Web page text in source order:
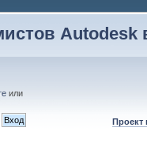
Autodesk
или
Проект